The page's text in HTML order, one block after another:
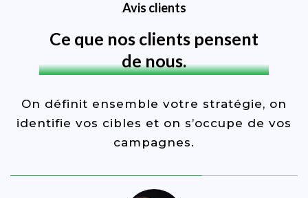
Avis clients
Ce que nos clients pensent
de nous.
On définit ensemble votre stratégie, on
identifie vos cibles et on s’occupe de vos
campagnes.